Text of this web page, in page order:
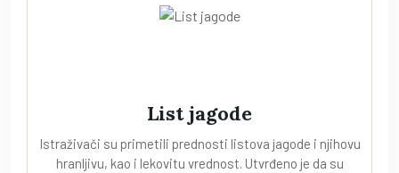
List jagode
Istraživači su primetili prednosti listova jagode i njihovu
hranljivu, kao i lekovitu vrednost. Utvrđeno je da su